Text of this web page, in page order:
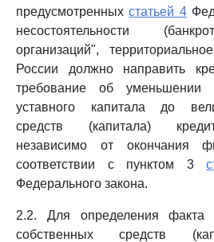
предусмотренныхстатьей 4
несостоятельности
организаций",
России должно направить
требование об уменьшении
уставного капитала до
средств (капитала)
независимо от окончания
соответствии с пунктом 3
Федерального закона.
2.2. Для определения факта
собственных средств